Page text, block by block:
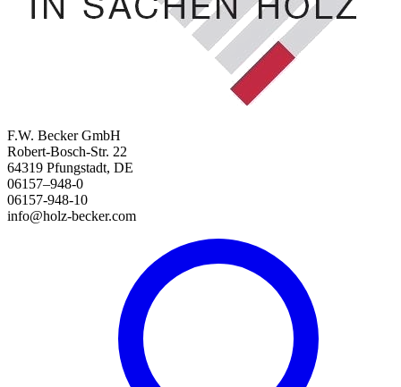
F.W. Becker GmbH
Robert-Bosch-Str. 22
64319 Pfungstadt, DE
06157–948-0
06157-948-10
info@holz-becker.com